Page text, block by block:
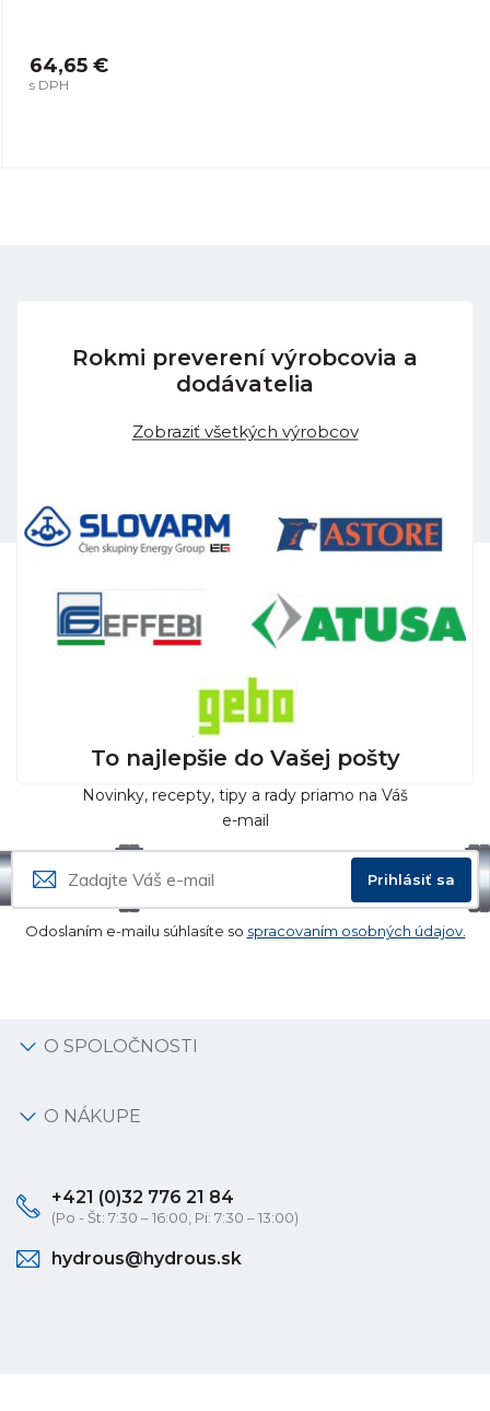
64,65 €
s DPH
Rokmi preverení výrobcovia a
dodávatelia
Zobraziť všetkých výrobcov
To najlepšie do Vašej pošty
Novinky, recepty, tipy a rady priamo na Váš
e-mail
Prihlásiť sa
Odoslaním e-mailu súhlasíte so spracovaním osobných údajov.
O SPOLOČNOSTI
O NÁKUPE
+421 (0)32 776 21 84
(Po - Št: 7:30 – 16:00, Pi: 7:30 – 13:00)
hydrous@hydrous.sk